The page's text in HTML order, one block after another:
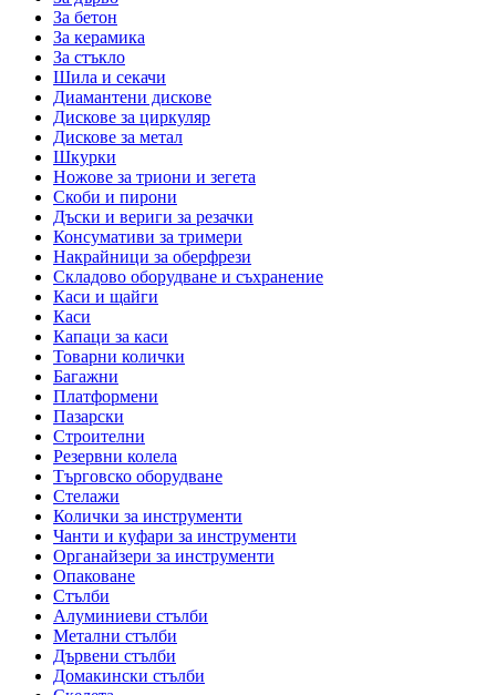
За бетон
За керамика
За стъкло
Шила и секачи
Диамантени дискове
Дискове за циркуляр
Дискове за метал
Шкурки
Ножове за триони и зегета
Скоби и пирони
Дъски и вериги за резачки
Консумативи за тримери
Накрайници за оберфрези
Складово оборудване и съхранение
Каси и щайги
Каси
Капаци за каси
Товарни колички
Багажни
Платформени
Пазарски
Строителни
Резервни колела
Търговско оборудване
Стелажи
Колички за инструменти
Чанти и куфари за инструменти
Органайзери за инструменти
Опаковане
Стълби
Алуминиеви стълби
Метални стълби
Дървени стълби
Домакински стълби